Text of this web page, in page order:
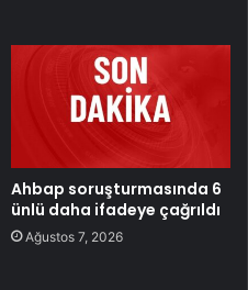
Ahbap soruşturmasında 6
ünlü daha ifadeye çağrıldı
Ağustos 7, 2026